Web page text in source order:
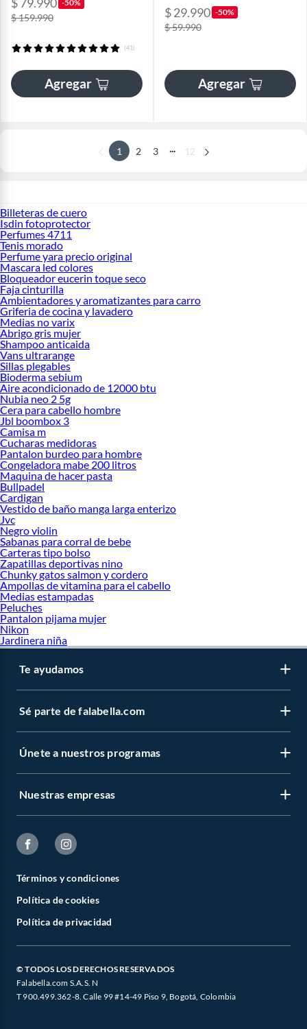
-50%
$ 159.990
(41)
Agregar
$ 29.990 -50%
$ 59.990
Agregar
1 2 3 12
Billeteras de cuero
Isdin fotoprotector
Perfumes 4711
Tenis morado
Perfume yara precio original
Mascara led colores
Bloqueador eucerin toque seco
Faja cinturilla
Ambientadores y aromatizantes para carro
Griferia de cocina y lavadero
Medias no varix
Abrigo gris mujer
Shampoo anticaida
Vans ultrarange
Sillas plegables
Bioderma sebium
Aire acondicionado de 12000 btu
Nubia neo 2 5g
Cera para cabello hombre
Jbl boombox 3
Camisa m
Cucharas medidoras
Pantalon burdeo para hombre
Congeladora mabe 200 litros
Maquina de hacer pasta
Bullpadel
Cardigan
Vestido de baño manga larga enterizo
Jvc
Negro violin
Sabanas para corral de bebe
Carteras tipo bolso
Zapatillas deportivas nino
Chunky gatos salmon y cordero
Ampollas de vitamina para el cabello
Medias estampadas
Peluches
Pantalon pijama mujer
Nikon
Jardinera niña
Te ayudamos
Sé parte de falabella.com
Únete a nuestros programas
Nuestras empresas
Términos y condiciones
Política de cookies
Política de privacidad
© TODOS LOS DERECHOS RESERVADOS
Falabella.com S.A.S. N
T 900.499.362-8. Calle 99 #14-49 Piso 9, Bogotá, Colombia